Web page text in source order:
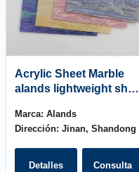
Acrylic Sheet Marble
alands lightweight sheet
Marca: Alands
Dirección: Jinan, Shandong
Detalles Consulta